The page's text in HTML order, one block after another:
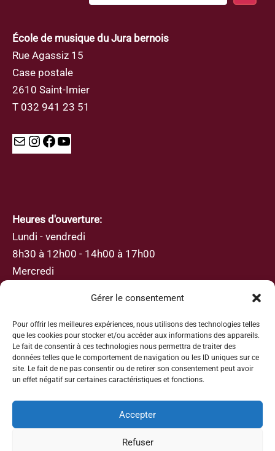
Gérer le consentement
Pour offrir les meilleures expériences, nous utilisons des technologies telles
que les cookies pour stocker et/ou accéder aux informations des appareils.
Le fait de consentir à ces technologies nous permettra de traiter des
données telles que le comportement de navigation ou les ID uniques sur ce
site. Le fait de ne pas consentir ou de retirer son consentement peut avoir
un effet négatif sur certaines caractéristiques et fonctions.
Accepter
Refuser
École de musique du Jura bernois
Rue Agassiz 15
Case postale
2610 Saint-Imier
T 032 941 23 51
MailInstagram
Facebook
Heures d'ouverture:
Lundi - vendredi
8h30 à 12h00 - 14h00 à 17h00
Mercredi
S’abonner
Inscrivez-vous avec votre adresse e-mail afin de
recevoir les actualités et les mises à jour